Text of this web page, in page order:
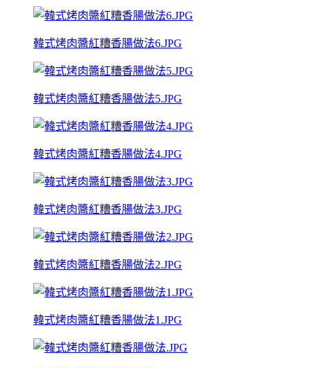
韓式烤肉醬紅糟香腸做法6.JPG
韓式烤肉醬紅糟香腸做法5.JPG
韓式烤肉醬紅糟香腸做法4.JPG
韓式烤肉醬紅糟香腸做法3.JPG
韓式烤肉醬紅糟香腸做法2.JPG
韓式烤肉醬紅糟香腸做法1.JPG